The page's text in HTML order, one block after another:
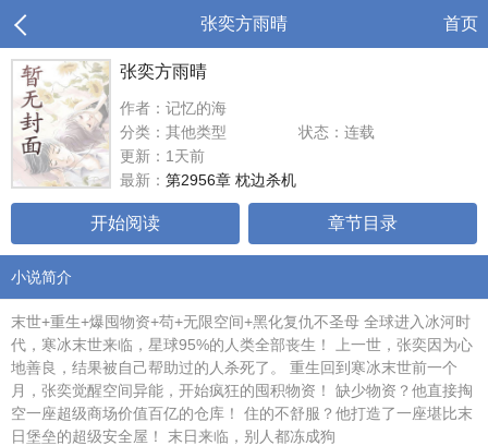
张奕方雨晴 首页
张奕方雨晴
作者：记忆的海
分类：其他类型
状态：连载
更新：1天前
最新： 第2956章 枕边杀机
开始阅读 章节目录
小说简介
末世+重生+爆囤物资+苟+无限空间+黑化复仇不圣母 全球进入冰河时
代，寒冰末世来临，星球95%的人类全部丧生！ 上一世，张奕因为心
地善良，结果被自己帮助过的人杀死了。 重生回到寒冰末世前一个
月，张奕觉醒空间异能，开始疯狂的囤积物资！ 缺少物资？他直接掏
空一座超级商场价值百亿的仓库！ 住的不舒服？他打造了一座堪比末
日堡垒的超级安全屋！ 末日来临，别人都冻成狗